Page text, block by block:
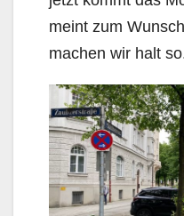
meint zum
machen wir halt